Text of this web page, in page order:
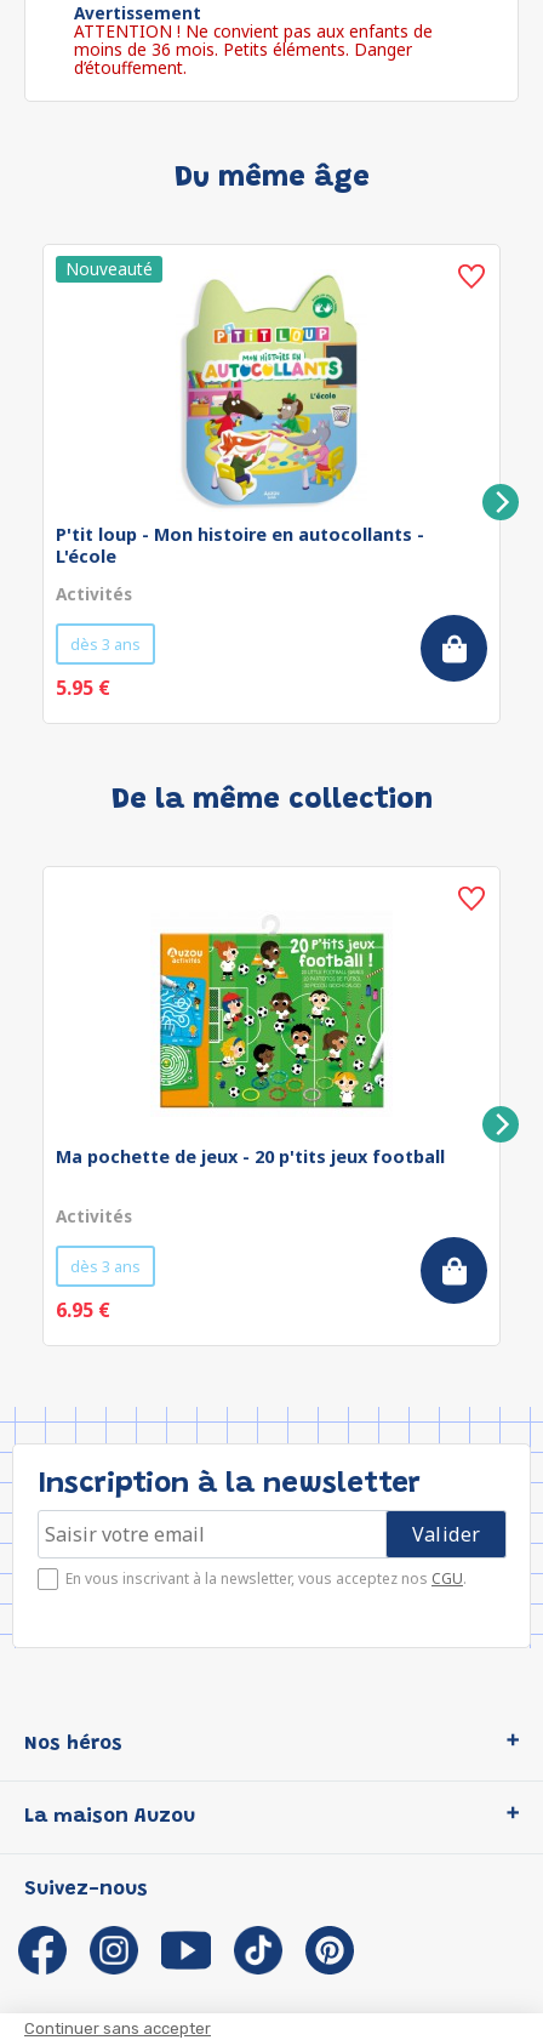
Continuer sans accepter
Avertissement
ATTENTION ! Ne convient pas aux enfants de
moins de 36 mois. Petits éléments. Danger
d’étouffement.
Du même âge
P'tit loup - Mon histoire en autocollants -
L'école
Activités
dès 3 ans
5.95 €
De la même collection
Ma pochette de jeux - 20 p'tits jeux football
Activités
dès 3 ans
6.95 €
Inscription à la newsletter
En vous inscrivant à la newsletter, vous acceptez nos CGU.
Nos héros
P'tit Loup
Les Influenceuses
Migali
Petite Taupe
La maison Auzou
Notre histoire
Auzou s'engage
Auteurs et illustrateurs Auzou
Suivez-nous